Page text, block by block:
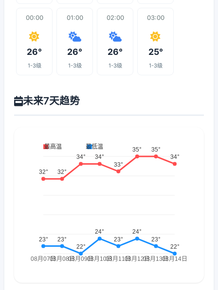
00:00
26°
1-3级
01:00
26°
1-3级
02:00
26°
1-3级
03:00
25°
1-3级
未来7天趋势